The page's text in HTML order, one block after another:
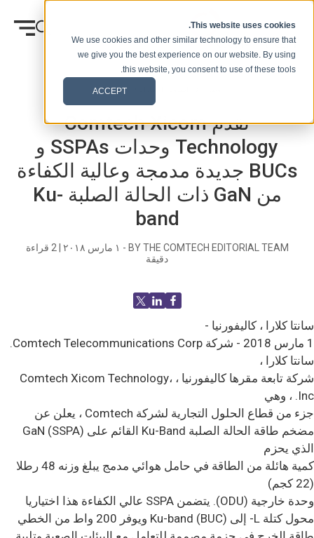
This website uses cookies.
We use cookies and other similar technology to ensure that
we give you the best experience on our website. By using
this website, you consent to use of these tools.
ACCEPT
الصحفيه
تقدم Comtech Xicom
Technology وحدات SSPAs و
BUCs جديدة مدمجة وعالية الكفاءة
من GaN ذات الحالة الصلبة Ku-
band
BY THE COMTECH EDITORIAL TEAM - ١ مارس ٢٠١٨ 2 قراءة
دقيقة
سانتا كلارا ، كاليفورنيا -
1 مارس 2018 - شركة Comtech Telecommunications Corp.
سانتا كلارا ،
شركة تابعة مقرها كاليفورنيا ، Comtech Xicom Technology،
Inc. ، وهي
جزء من قطاع الحلول التجارية لشركة Comtech ، يعلن عن
مضخم طاقة الحالة الصلبة Ku-Band القائم على GaN (SSPA)
الذي يحزم
كمية هائلة من الطاقة في حامل هوائي مدمج يبلغ وزنه 48 رطلا
(22 كجم)
وحدة خارجية (ODU). يتضمن SSPA عالي الكفاءة هذا اختياريا
محول كتلة L- إلى Ku-band (BUC) ويوفر 200 واط من الخطي